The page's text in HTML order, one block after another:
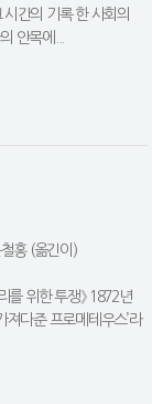
간의 기록 한 사회의
안목에...
홍 (옮긴이)
를 위한 투쟁》 1872년
져다준 프로메테우스’라